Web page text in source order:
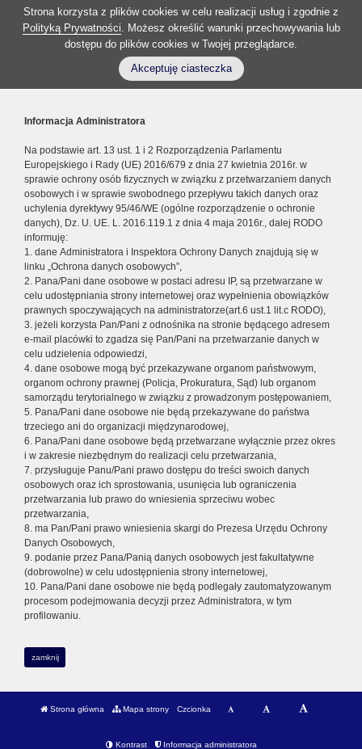
Strona korzysta z plików cookies w celu realizacji usług i zgodnie z
Polityką Prywatności. Możesz określić warunki przechowywania lub
dostępu do plików cookies w Twojej przeglądarce.
Akceptuję ciasteczka
Informacja Administratora
Na podstawie art. 13 ust. 1 i 2 Rozporządzenia Parlamentu
Europejskiego i Rady (UE) 2016/679 z dnia 27 kwietnia 2016r. w
sprawie ochrony osób fizycznych w związku z przetwarzaniem danych
osobowych i w sprawie swobodnego przepływu takich danych oraz
uchylenia dyrektywy 95/46/WE (ogólne rozporządzenie o ochronie
danych), Dz. U. UE. L. 2016.119.1 z dnia 4 maja 2016r., dalej RODO
informuję:
1. dane Administratora i Inspektora Ochrony Danych znajdują się w
linku „Ochrona danych osobowych”,
2. Pana/Pani dane osobowe w postaci adresu IP, są przetwarzane w
celu udostępniania strony internetowej oraz wypełnienia obowiązków
prawnych spoczywających na administratorze(art.6 ust.1 lit.c RODO),
3. jeżeli korzysta Pan/Pani z odnośnika na stronie będącego adresem
e-mail placówki to zgadza się Pan/Pani na przetwarzanie danych w
celu udzielenia odpowiedzi,
4. dane osobowe mogą być przekazywane organom państwowym,
organom ochrony prawnej (Policja, Prokuratura, Sąd) lub organom
samorządu terytorialnego w związku z prowadzonym postępowaniem,
5. Pana/Pani dane osobowe nie będą przekazywane do państwa
trzeciego ani do organizacji międzynarodowej,
6. Pana/Pani dane osobowe będą przetwarzane wyłącznie przez okres
i w zakresie niezbędnym do realizacji celu przetwarzania,
7. przysługuje Panu/Pani prawo dostępu do treści swoich danych
osobowych oraz ich sprostowania, usunięcia lub ograniczenia
przetwarzania lub prawo do wniesienia sprzeciwu wobec
przetwarzania,
8. ma Pan/Pani prawo wniesienia skargi do Prezesa Urzędu Ochrony
Danych Osobowych,
9. podanie przez Pana/Panią danych osobowych jest fakultatywne
(dobrowolne) w celu udostępnienia strony internetowej,
10. Pana/Pani dane osobowe nie będą podlegały zautomatyzowanym
procesom podejmowania decyzji przez Administratora, w tym
profilowaniu.
zamknij
Strona główna Mapa strony Czcionka
Kontrast Informacja administratora